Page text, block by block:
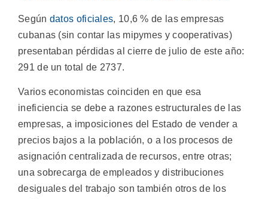
Según datos oficiales, 10,6 % de las empresas
cubanas (sin contar las mipymes y cooperativas)
presentaban pérdidas al cierre de julio de este año:
291 de un total de 2737.
Varios economistas coinciden en que esa
ineficiencia se debe a razones estructurales de las
empresas, a imposiciones del Estado de vender a
precios bajos a la población, o a los procesos de
asignación centralizada de recursos, entre otras;
una sobrecarga de empleados y distribuciones
desiguales del trabajo son también otros de los